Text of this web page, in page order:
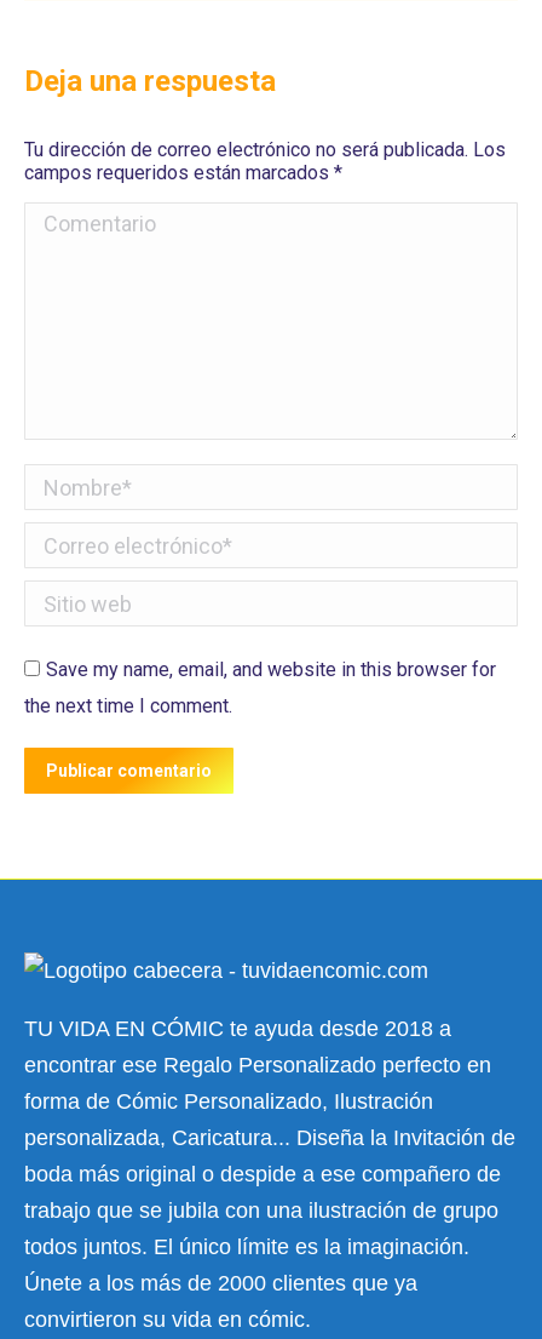
Deja una respuesta
Tu dirección de correo electrónico no será publicada. Los
campos requeridos están marcados *
Comentario
Nombre *
Correo electrónico *
Sitio web
Save my name, email, and website in this browser for
the next time I comment.
Publicar comentario
TU VIDA EN CÓMIC te ayuda desde 2018 a
encontrar ese Regalo Personalizado perfecto en
forma de Cómic Personalizado, Ilustración
personalizada, Caricatura... Diseña la Invitación de
boda más original o despide a ese compañero de
trabajo que se jubila con una ilustración de grupo
todos juntos. El único límite es la imaginación.
Únete a los más de 2000 clientes que ya
convirtieron su vida en cómic.